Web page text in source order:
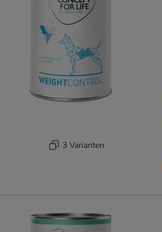
3 Varianten